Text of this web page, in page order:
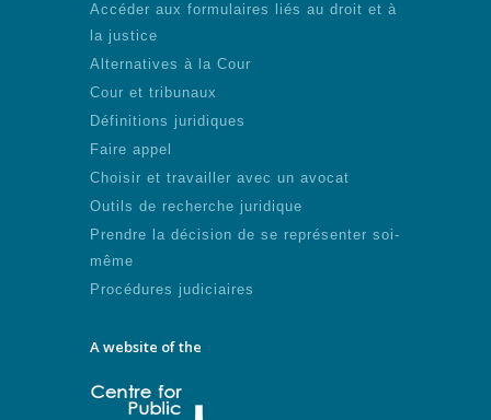
Accéder aux formulaires liés au droit et à
la justice
Alternatives à la Cour
Cour et tribunaux
Définitions juridiques
Faire appel
Choisir et travailler avec un avocat
Outils de recherche juridique
Prendre la décision de se représenter soi-
même
Procédures judiciaires
A website of the